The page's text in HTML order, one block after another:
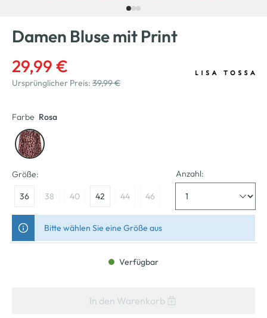
Damen Bluse mit Print
29,99 €
Ursprünglicher Preis: 39,99 €
Farbe Rosa
Größe:
36 38 40 42 44 46
Anzahl:
Bitte wählen Sie eine Größe aus
Verfügbar
In den Warenkorb